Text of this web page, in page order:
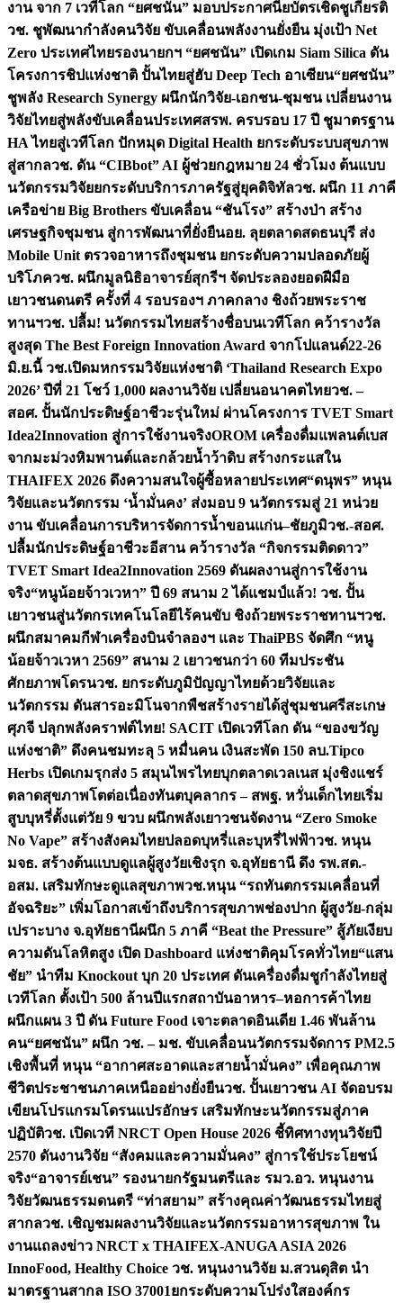
งาน จาก 7 เวทีโลก “ยศชนัน” มอบประกาศนียบัตรเชิดชูเกียรติ
วช. ชูพัฒนากำลังคนวิจัย ขับเคลื่อนพลังงานยั่งยืน มุ่งเป้า Net
Zero ประเทศไทยรองนายกฯ “ยศชนัน” เปิดเกม Siam Silica ดัน
โครงการชิปแห่งชาติ ปั้นไทยสู่ฮับ Deep Tech อาเซียน“ยศชนัน”
ชูพลัง Research Synergy ผนึกนักวิจัย-เอกชน-ชุมชน เปลี่ยนงาน
วิจัยไทยสู่พลังขับเคลื่อนประเทศสรพ. ครบรอบ 17 ปี ชูมาตรฐาน
HA ไทยสู่เวทีโลก ปักหมุด Digital Health ยกระดับระบบสุขภาพ
สู่สากลวช. ดัน “CIBbot” AI ผู้ช่วยกฎหมาย 24 ชั่วโมง ต้นแบบ
นวัตกรรมวิจัยยกระดับบริการภาครัฐสู่ยุคดิจิทัลวช. ผนึก 11 ภาคี
เครือข่าย Big Brothers ขับเคลื่อน “ชันโรง” สร้างป่า สร้าง
เศรษฐกิจชุมชน สู่การพัฒนาที่ยั่งยืนอย. ลุยตลาดสดธนบุรี ส่ง
Mobile Unit ตรวจอาหารถึงชุมชน ยกระดับความปลอดภัยผู้
บริโภควช. ผนึกมูลนิธิอาจารย์สุกรีฯ จัดประลองยอดฝีมือ
เยาวชนดนตรี ครั้งที่ 4 รอบรองฯ ภาคกลาง ชิงถ้วยพระราช
ทานฯวช. ปลื้ม! นวัตกรรมไทยสร้างชื่อบนเวทีโลก คว้ารางวัล
สูงสุด The Best Foreign Innovation Award จากโปแลนด์22-26
มิ.ย.นี้ วช.เปิดมหกรรมวิจัยแห่งชาติ ‘Thailand Research Expo
2026’ ปีที่ 21 โชว์ 1,000 ผลงานวิจัย เปลี่ยนอนาคตไทยวช. –
สอศ. ปั้นนักประดิษฐ์อาชีวะรุ่นใหม่ ผ่านโครงการ TVET Smart
Idea2Innovation สู่การใช้งานจริงOROM เครื่องดื่มแพลนต์เบส
จากมะม่วงหิมพานต์และกล้วยน้ำว้าดิบ สร้างกระแสใน
THAIFEX 2026 ดึงความสนใจผู้ซื้อหลายประเทศ“ดนุพร” หนุน
วิจัยและนวัตกรรม ‘น้ำมั่นคง’ ส่งมอบ 9 นวัตกรรมสู่ 21 หน่วย
งาน ขับเคลื่อนการบริหารจัดการน้ำขอนแก่น–ชัยภูมิวช.-สอศ.
ปลื้มนักประดิษฐ์อาชีวะอีสาน คว้ารางวัล “กิจกรรมติดดาว”
TVET Smart Idea2Innovation 2569 ดันผลงานสู่การใช้งาน
จริง“หนูน้อยจ้าวเวหา” ปี 69 สนาม 2 ได้แชมป์แล้ว! วช. ปั้น
เยาวชนสู่นวัตกรเทคโนโลยีไร้คนขับ ชิงถ้วยพระราชทานฯวช.
ผนึกสมาคมกีฬาเครื่องบินจำลองฯ และ ThaiPBS จัดศึก “หนู
น้อยจ้าวเวหา 2569” สนาม 2 เยาวชนกว่า 60 ทีมประชัน
ศักยภาพโดรนวช. ยกระดับภูมิปัญญาไทยด้วยวิจัยและ
นวัตกรรม ดันสารอะมิโนจากพืชสร้างรายได้สู่ชุมชนศรีสะเกษ
ศุภจี ปลุกพลังคราฟต์ไทย! SACIT เปิดเวทีโลก ดัน “ของขวัญ
แห่งชาติ” ดึงคนชมทะลุ 5 หมื่นคน เงินสะพัด 150 ลบ.Tipco
Herbs เปิดเกมรุกส่ง 5 สมุนไพรไทยบุกตลาดเวลเนส มุ่งชิงแชร์
ตลาดสุขภาพโตต่อเนื่องทันตบุคลากร – สพฐ. หวั่นเด็กไทยเริ่ม
สูบบุหรี่ตั้งแต่วัย 9 ขวบ ผนึกพลังเยาวชนจัดงาน “Zero Smoke
No Vape” สร้างสังคมไทยปลอดบุหรี่และบุหรี่ไฟฟ้าวช. หนุน
มจธ. สร้างต้นแบบดูแลผู้สูงวัยเชิงรุก จ.อุทัยธานี ดึง รพ.สต.-
อสม. เสริมทักษะดูแลสุขภาพวช.หนุน “รถทันตกรรมเคลื่อนที่
อัจฉริยะ” เพิ่มโอกาสเข้าถึงบริการสุขภาพช่องปาก ผู้สูงวัย-กลุ่ม
เปราะบาง จ.อุทัยธานีผนึก 5 ภาคี “Beat the Pressure” สู้ภัยเงียบ
ความดันโลหิตสูง เปิด Dashboard แห่งชาติคุมโรคทั่วไทย“แสน
ชัย” นำทีม Knockout บุก 20 ประเทศ ดันเครื่องดื่มชูกำลังไทยสู่
เวทีโลก ตั้งเป้า 500 ล้านปีแรกสถาบันอาหาร–หอการค้าไทย
ผนึกแผน 3 ปี ดัน Future Food เจาะตลาดอินเดีย 1.46 พันล้าน
คน“ยศชนัน” ผนึก วช. – มช. ขับเคลื่อนนวัตกรรมจัดการ PM2.5
เชิงพื้นที่ หนุน “อากาศสะอาดและสายน้ำมั่นคง” เพื่อคุณภาพ
ชีวิตประชาชนภาคเหนืออย่างยั่งยืนวช. ปั้นเยาวชน AI จัดอบรม
เขียนโปรแกรมโดรนแปรอักษร เสริมทักษะนวัตกรรมสู่ภาค
ปฏิบัติวช. เปิดเวที NRCT Open House 2026 ชี้ทิศทางทุนวิจัยปี
2570 ดันงานวิจัย “สังคมและความมั่นคง” สู่การใช้ประโยชน์
จริง“อาจารย์เชน” รองนายกรัฐมนตรีและ รมว.อว. หนุนงาน
วิจัยวัฒนธรรมดนตรี “ท่าสยาม” สร้างคุณค่าวัฒนธรรมไทยสู่
สากลวช. เชิญชมผลงานวิจัยและนวัตกรรมอาหารสุขภาพ ใน
งานแถลงข่าว NRCT x THAIFEX-ANUGA ASIA 2026
InnoFood, Healthy Choice วช. หนุนงานวิจัย ม.สวนดุสิต นำ
มาตรฐานสากล ISO 37001ยกระดับความโปร่งใสองค์กร